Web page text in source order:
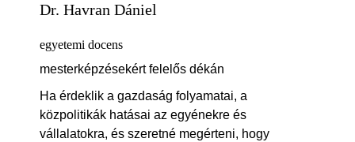
Dr. Havran Dániel
egyetemi docens
mesterképzésekért felelős dékán
Ha érdeklik a gazdaság folyamatai, a
közpolitikák hatásai az egyénekre és
vállalatokra, és szeretné megérteni, hogy